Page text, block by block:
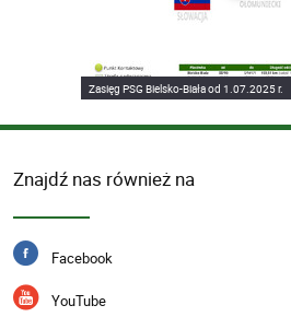
Zasięg PSG Bielsko-Biała od 1.07.2025 r.
Znajdź nas również na
Facebook
YouTube